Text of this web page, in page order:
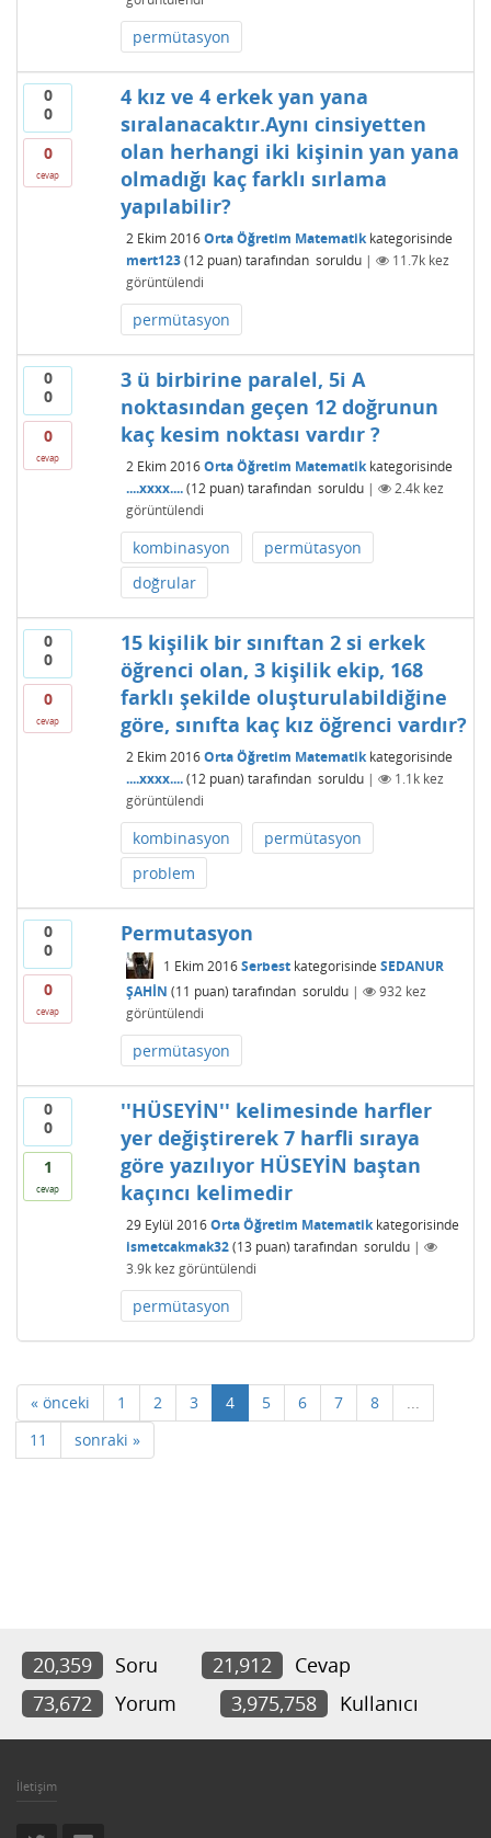
permütasyon
0
0
0
cevap
4 kız ve 4 erkek yan yana
sıralanacaktır.Aynı cinsiyetten
olan herhangi iki kişinin yan yana
olmadığı kaç farklı sırlama
yapılabilir?
2 Ekim 2016 Orta Öğretim Matematikkategorisinde
mert123 (12puan) tarafından soruldu | 11.7kkez
görüntülendi
permütasyon
0
0
0
cevap
3 ü birbirine paralel, 5i A
noktasından geçen 12 doğrunun
kaç kesim noktası vardır ?
2 Ekim 2016 Orta Öğretim Matematikkategorisinde
....xxxx.... (12puan) tarafından soruldu | 2.4kkez
görüntülendi
kombinasyon
permütasyon
doğrular
0
0
0
cevap
15 kişilik bir sınıftan 2 si erkek
öğrenci olan, 3 kişilik ekip, 168
farklı şekilde oluşturulabildiğine
göre, sınıfta kaç kız öğrenci vardır?
2 Ekim 2016 Orta Öğretim Matematikkategorisinde
....xxxx.... (12puan) tarafından soruldu | 1.1kkez
görüntülendi
kombinasyon
permütasyon
problem
0
0
0
cevap
Permutasyon
1 Ekim 2016 Serbestkategorisinde SEDANUR
ŞAHİN (11 puan) tarafından soruldu | 932kez
görüntülendi
permütasyon
0
0
1
cevap
''HÜSEYİN'' kelimesinde harfler
yer değiştirerek 7 harfli sıraya
göre yazılıyor HÜSEYİN baştan
kaçıncı kelimedir
29 Eylül 2016 Orta Öğretim Matematikkategorisinde
ismetcakmak32 (13 puan) tarafından soruldu |
3.9kkez görüntülendi
permütasyon
« önceki 1 2 3 4 5 6 7 8
...
11
sonraki »
20,359 Soru 21,912
Cevap
73,672
Yorum 3,975,758 Kullanıcı
İletişim